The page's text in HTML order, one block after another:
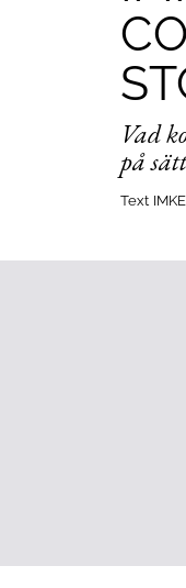
Vad
på
Text